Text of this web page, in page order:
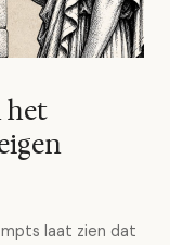
het
laat zien dat